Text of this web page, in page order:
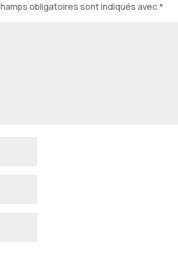
obligatoires sont indiqués avec *